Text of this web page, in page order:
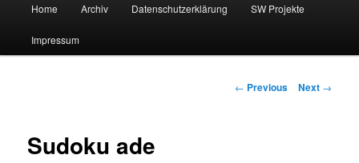
Home Archiv Datenschutzerklärung SW Projekte
Impressum
Post
← Previous Next →
Sudoku ade